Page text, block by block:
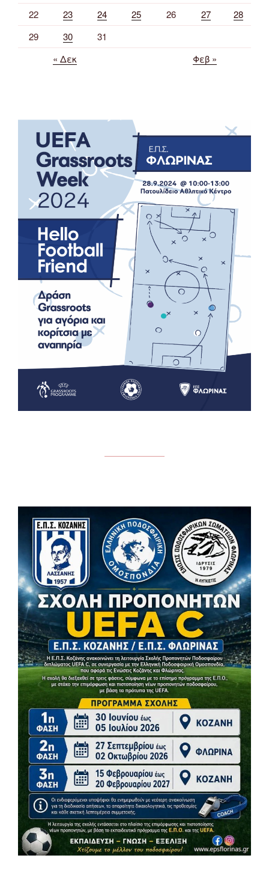
22 23 24 25 26 27
28
29
30
31
« Δεκ
Φεβ »